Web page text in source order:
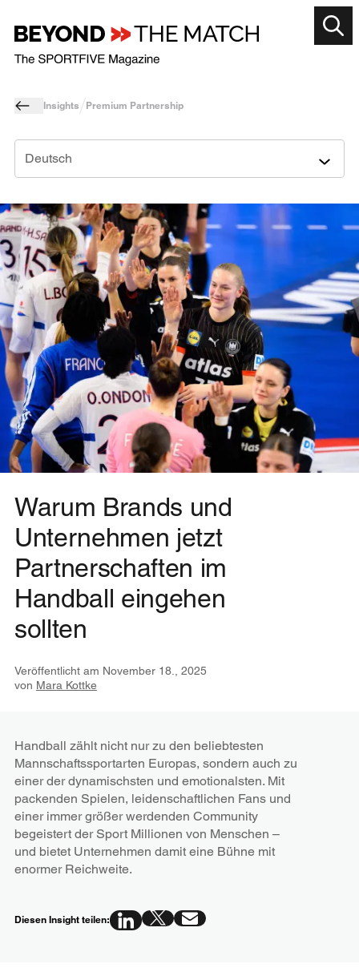
Insights Premium Partnership
Deutsch
Warum Brands und
Unternehmen jetzt
Partnerschaften im
Handball eingehen
sollten
Veröffentlicht am November 18., 2025
von Mara Kottke
Handball zählt nicht nur zu den beliebtesten
Mannschaftssportarten Europas, sondern auch zu
einer der dynamischsten und emotionalsten. Mit
packenden Spielen, leidenschaftlichen Fans und
einer immer größer werdenden Community
begeistert der Sport Millionen von Menschen –
und bietet Unternehmen damit eine Bühne mit
enormer Reichweite.
Diesen Insight teilen: